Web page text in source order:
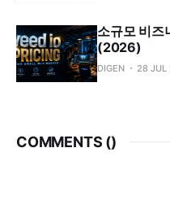
소규모 비즈
(2026)
DIGEN 28 JUL
COMMENTS ()